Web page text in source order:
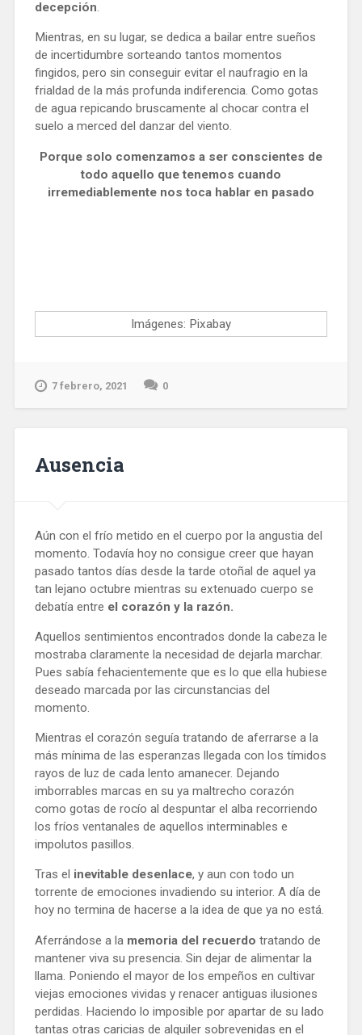
decepción.
Mientras, en su lugar, se dedica a bailar entre sueños
de incertidumbre sorteando tantos momentos
fingidos, pero sin conseguir evitar el naufragio en la
frialdad de la más profunda indiferencia. Como gotas
de agua repicando bruscamente al chocar contra el
suelo a merced del danzar del viento.
Porque solo comenzamos a ser conscientes de
todo aquello que tenemos cuando
irremediablemente nos toca hablar en pasado
Imágenes: Pixabay
7 febrero, 2021 0
Ausencia
Aún con el frío metido en el cuerpo por la angustia del
momento. Todavía hoy no consigue creer que hayan
pasado tantos días desde la tarde otoñal de aquel ya
tan lejano octubre mientras su extenuado cuerpo se
debatía entre el corazón y la razón.
Aquellos sentimientos encontrados donde la cabeza le
mostraba claramente la necesidad de dejarla marchar.
Pues sabía fehacientemente que es lo que ella hubiese
deseado marcada por las circunstancias del
momento.
Mientras el corazón seguía tratando de aferrarse a la
más mínima de las esperanzas llegada con los tímidos
rayos de luz de cada lento amanecer. Dejando
imborrables marcas en su ya maltrecho corazón
como gotas de rocío al despuntar el alba recorriendo
los fríos ventanales de aquellos interminables e
impolutos pasillos.
Tras el inevitable desenlace, y aun con todo un
torrente de emociones invadiendo su interior. A día de
hoy no termina de hacerse a la idea de que ya no está.
Aferrándose a la memoria del recuerdo tratando de
mantener viva su presencia. Sin dejar de alimentar la
llama. Poniendo el mayor de los empeños en cultivar
viejas emociones vividas y renacer antiguas ilusiones
perdidas. Haciendo lo imposible por apartar de su lado
tantas otras caricias de alquiler sobrevenidas en el